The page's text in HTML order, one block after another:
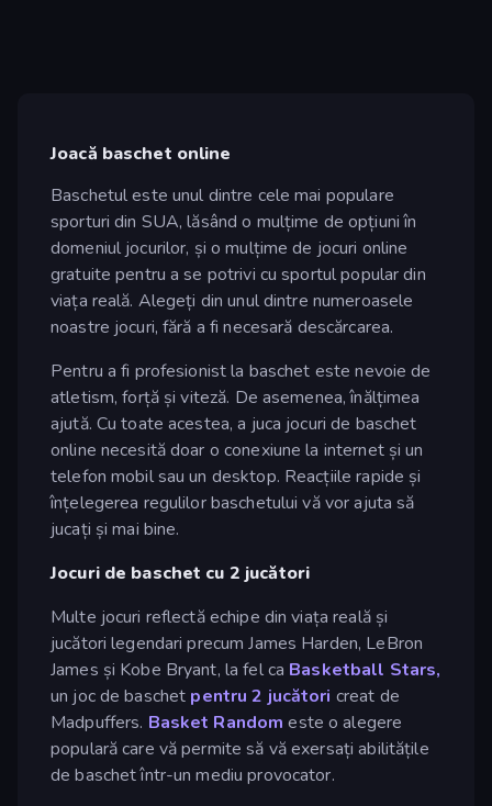
Joacă baschet online
Baschetul este unul dintre cele mai populare
sporturi din SUA, lăsând o mulțime de opțiuni în
domeniul jocurilor, și o mulțime de jocuri online
gratuite pentru a se potrivi cu sportul popular din
viața reală. Alegeți din unul dintre numeroasele
noastre jocuri, fără a fi necesară descărcarea.
Pentru a fi profesionist la baschet este nevoie de
atletism, forță și viteză. De asemenea, înălțimea
ajută. Cu toate acestea, a juca jocuri de baschet
online necesită doar o conexiune la internet și un
telefon mobil sau un desktop. Reacțiile rapide și
înțelegerea regulilor baschetului vă vor ajuta să
jucați și mai bine.
Jocuri de baschet cu 2 jucători
Multe jocuri reflectă echipe din viața reală și
jucători legendari precum James Harden, LeBron
James și Kobe Bryant, la fel ca Basketball Stars,
un joc de baschet pentru 2 jucători creat de
Madpuffers. Basket Random este o alegere
populară care vă permite să vă exersați abilitățile
de baschet într-un mediu provocator.